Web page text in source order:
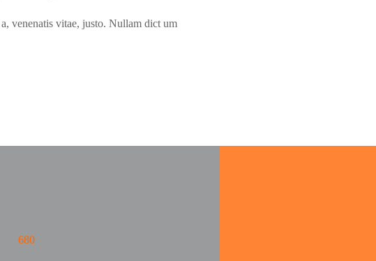
venenatis vitae, justo. Nullam dict um
680